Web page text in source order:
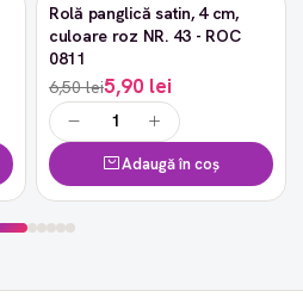
-9%
Rolă panglică satin, 4 cm,
culoare roz NR. 43 - ROC
0811
6,50 lei5,90 lei
Adaugă în coș